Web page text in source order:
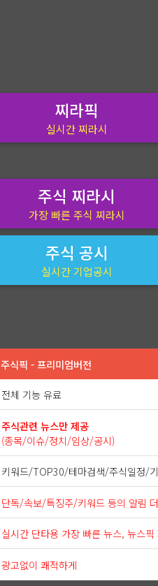
찌라픽
실시간 찌라시
주식 찌라시
가장 빠른 주식 찌라시
주식 공시
실시간 기업공시
주식픽 - 프리미엄버전
전체 기능 유료
주식관련 뉴스만 제공
(종목/이슈/정치/임상/공시)
키워드/TOP30/테마검색/주식일정/
단독/속보/특징주/키워드 등의 알림
실시간 단타용 가장 빠른 뉴스, 뉴스픽
광고없이 쾌적하게